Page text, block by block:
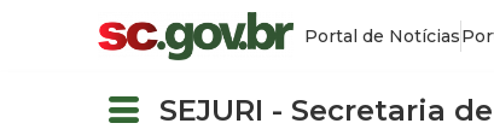
Portal de Notícias
SEJURI - Secretaria